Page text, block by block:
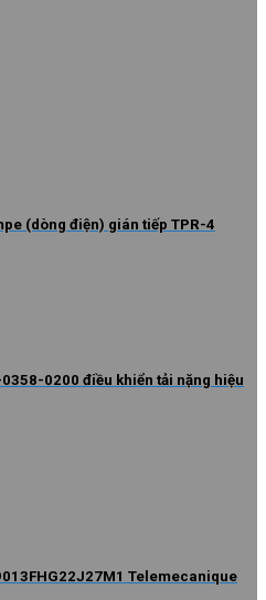
(dòng điện) gián tiếp TPR-4
0200 điều khiển tải nặng hiệu
Telemecanique